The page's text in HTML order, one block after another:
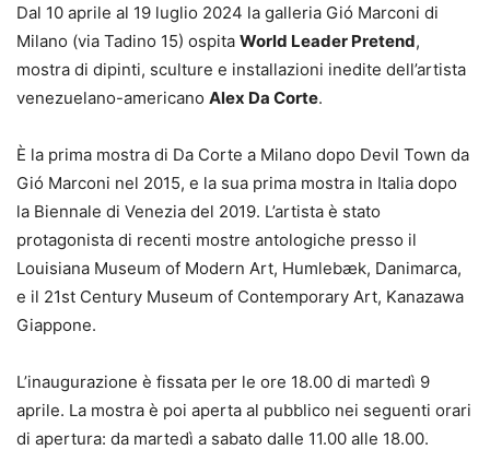
Dal 10 aprile al 19 luglio 2024 la galleria Gió Marconi di
Milano (via Tadino 15) ospita World Leader Pretend,
mostra di dipinti, sculture e installazioni inedite dell’artista
venezuelano-americano Alex Da Corte.
È la prima mostra di Da Corte a Milano dopo Devil Town da
Gió Marconi nel 2015, e la sua prima mostra in Italia dopo
la Biennale di Venezia del 2019. L’artista è stato
protagonista di recenti mostre antologiche presso il
Louisiana Museum of Modern Art, Humlebæk, Danimarca,
e il 21st Century Museum of Contemporary Art, Kanazawa
Giappone.
L’inaugurazione è fissata per le ore 18.00 di martedì 9
aprile. La mostra è poi aperta al pubblico nei seguenti orari
di apertura: da martedì a sabato dalle 11.00 alle 18.00.